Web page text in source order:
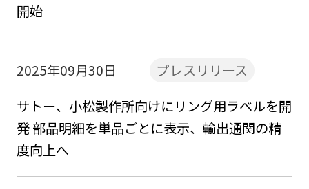
開始
2025年09月30日
プレスリリース
サトー、小松製作所向けにリング用ラベルを開
発 部品明細を単品ごとに表示、輸出通関の精
度向上へ